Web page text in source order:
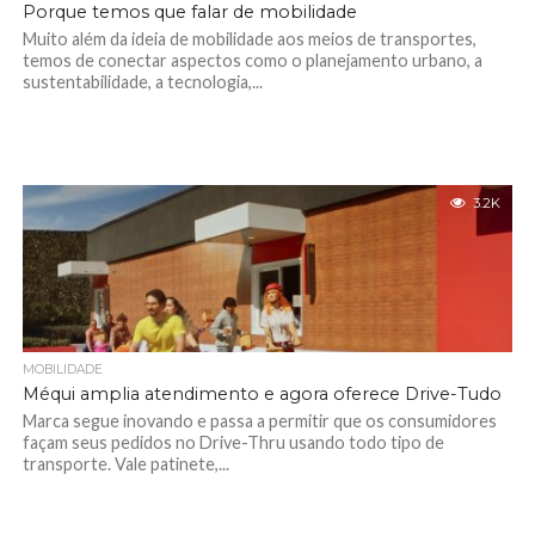
Porque temos que falar de mobilidade
Muito além da ideia de mobilidade aos meios de transportes,
temos de conectar aspectos como o planejamento urbano, a
sustentabilidade, a tecnologia,...
3.2K
MOBILIDADE
Méqui amplia atendimento e agora oferece Drive-Tudo
Marca segue inovando e passa a permitir que os consumidores
façam seus pedidos no Drive-Thru usando todo tipo de
transporte. Vale patinete,...